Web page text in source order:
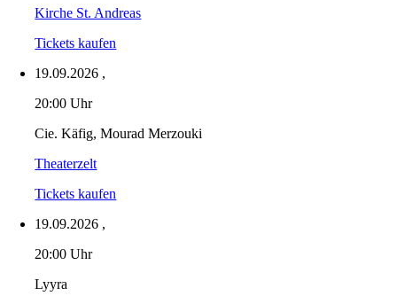
Kirche St. Andreas
Tickets kaufen
19.09.2026 ,
20:00 Uhr
Cie. Käfig, Mourad Merzouki
Theaterzelt
Tickets kaufen
19.09.2026 ,
20:00 Uhr
Lyyra